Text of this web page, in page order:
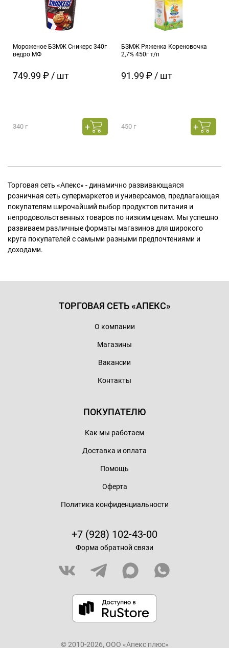
Мороженое БЗМЖ Сникерс 340г
ведро МФ
749.99 ₽ / шт
340 г
БЗМЖ Ряженка Кореновочка
2,7% 450г т/п
91.99 ₽ / шт
450 г
Торговая сеть «Апекс» - динамично развивающаяся
розничная сеть супермаркетов и универсамов, предлагающая
покупателям широчайший выбор продуктов питания и
непродовольственных товаров по низким ценам. Мы успешно
развиваем различные форматы магазинов для широкого
круга покупателей с самыми разными предпочтениями и
доходами.
ТОРГОВАЯ СЕТЬ «АПЕКС»
О компании
Магазины
Вакансии
Контакты
ПОКУПАТЕЛЮ
Как мы работаем
Доставка и оплата
Помощь
Оферта
Политика конфиденциальности
+7 (928) 102-43-00
Форма обратной связи
© 2010-2026, ООО «Апекс плюс»